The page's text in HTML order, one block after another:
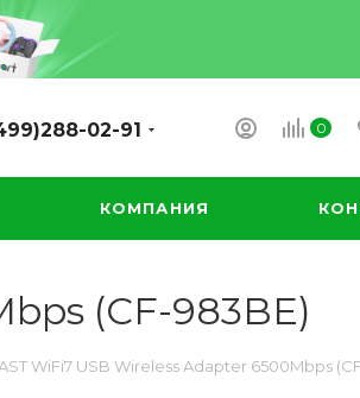
0
02-91
КОМПАНИЯ
(CF-983BE)
WiFi7 USB Wireless Adapter 6500Mbps